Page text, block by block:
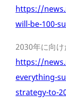
https://
will-be-100-
2030年に向け
https://
everything-
strategy-to-